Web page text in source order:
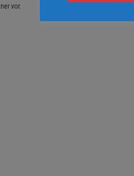
vor.